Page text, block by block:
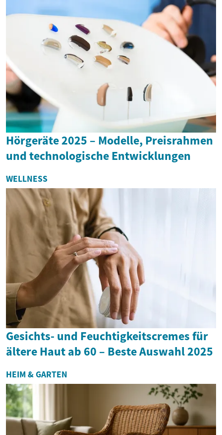
Hörgeräte 2025 – Modelle, Preisrahmen
und technologische Entwicklungen
WELLNESS
Gesichts- und Feuchtigkeitscremes für
ältere Haut ab 60 – Beste Auswahl 2025
HEIM & GARTEN